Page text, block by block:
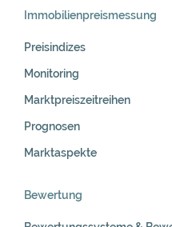
Navigation
Immobilienpreis­messung
Preisindizes
Monitoring
Marktpreiszeitreihen
Prognosen
Marktaspekte
Bewertung